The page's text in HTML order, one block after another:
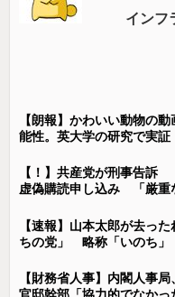
インフラ
【朗報】かわいい動物の
能性。英大学の研究で実証
【！】共産党が刑事告訴
虚偽購読申し込み 「厳重
【速報】山本太郎が去っ
ちの党」 略称「いのち」
【財務省人事】内閣人事